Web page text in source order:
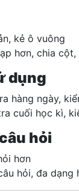
kẻ ô vuông
hơn, chia
dụng
hàng ngày,
cuối học kì,
hỏi
hơn
hỏi, đa dạng